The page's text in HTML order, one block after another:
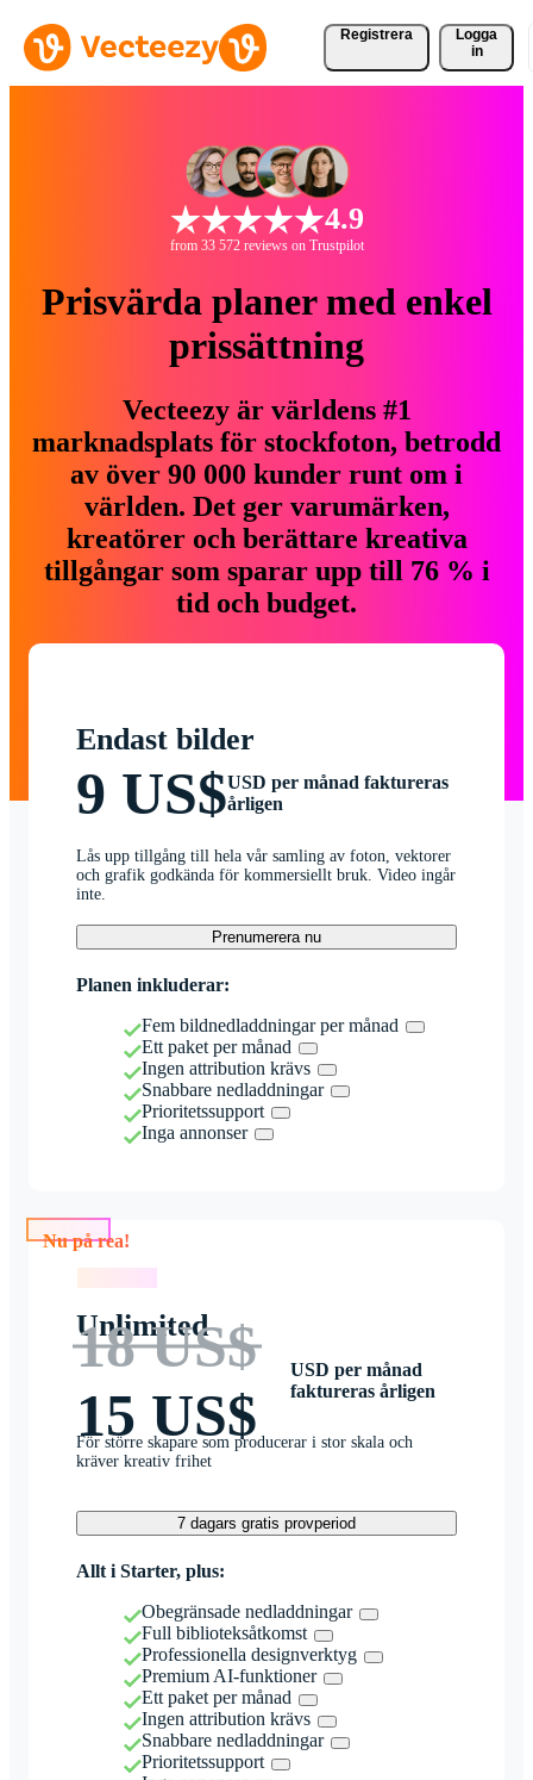
Registrera
Logga
in
4.9
from 33 572 reviews on Trustpilot
Prisvärda planer med enkel
prissättning
Vecteezy är världens #1
marknadsplats för stockfoton, betrodd
av över 90 000 kunder runt om i
världen. Det ger varumärken,
kreatörer och berättare kreativa
tillgångar som sparar upp till 76 % i
tid och budget.
Endast bilder
9 US$USD per månad faktureras
årligen
Lås upp tillgång till hela vår samling av foton, vektorer
och grafik godkända för kommersiellt bruk. Video ingår
inte.
Prenumerera nu
Planen inkluderar:
Fem bildnedladdningar per månad
Ett paket per månad
Ingen attribution krävs
Snabbare nedladdningar
Prioritetssupport
Inga annonser
Nu på rea!
Unlimited
18 US$
15 US$
USD per månad
faktureras årligen
För större skapare som producerar i stor skala och
kräver kreativ frihet
7 dagars gratis provperiod
Allt i Starter, plus:
Obegränsade nedladdningar
Full biblioteksåtkomst
Professionella designverktyg
Premium AI-funktioner
Ett paket per månad
Ingen attribution krävs
Snabbare nedladdningar
Prioritetssupport